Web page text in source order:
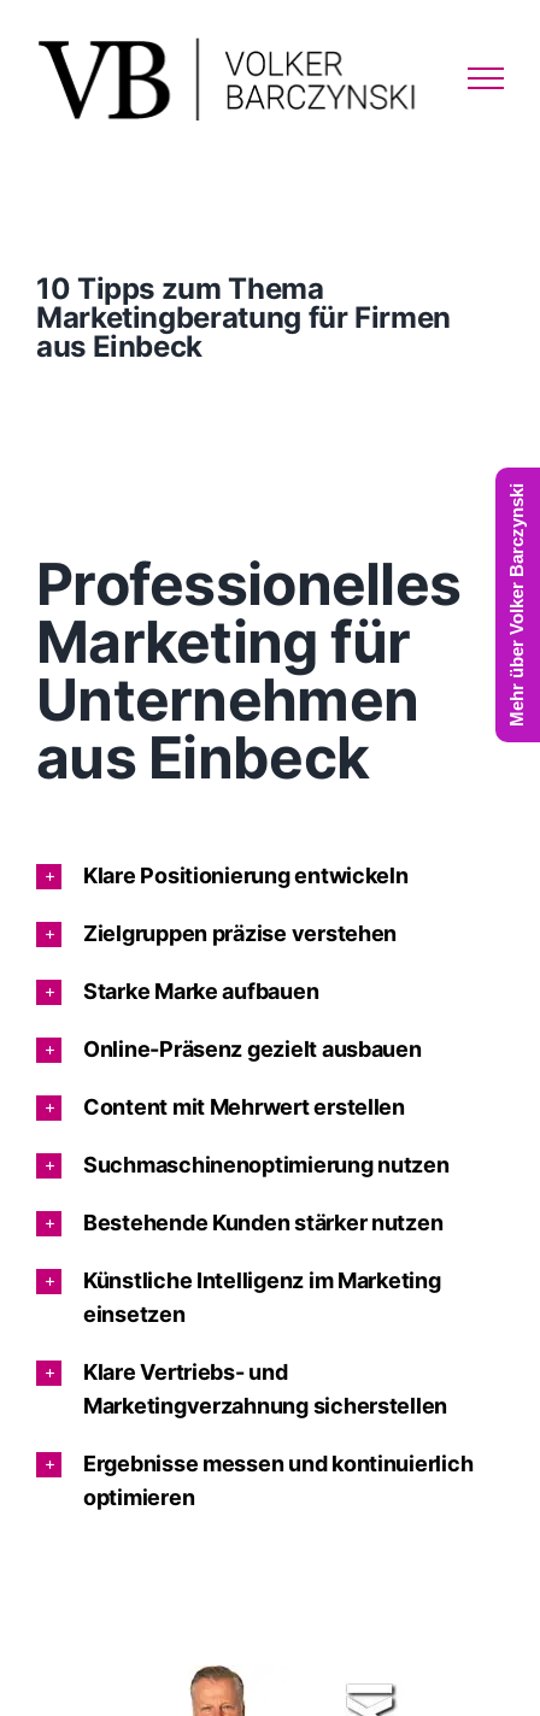
content
10 Tipps zum Thema
Marketingberatung für Firmen
aus Einbeck
Professionelles
Marketing für
Unternehmen
aus Einbeck
Klare Positionierung entwickeln
Zielgruppen präzise verstehen
Starke Marke aufbauen
Online-Präsenz gezielt ausbauen
Content mit Mehrwert erstellen
Suchmaschinenoptimierung nutzen
Bestehende Kunden stärker nutzen
Künstliche Intelligenz im Marketing
einsetzen
Klare Vertriebs- und
Marketingverzahnung sicherstellen
Ergebnisse messen und kontinuierlich
optimieren
Mehr über Volker Barczynski